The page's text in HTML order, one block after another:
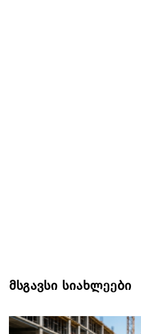
მსგავსი სიახლეები